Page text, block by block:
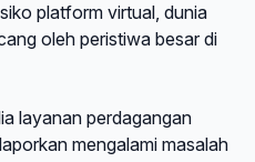
platform virtual, dunia
oleh peristiwa besar di
layanan perdagangan
mengalami masalah